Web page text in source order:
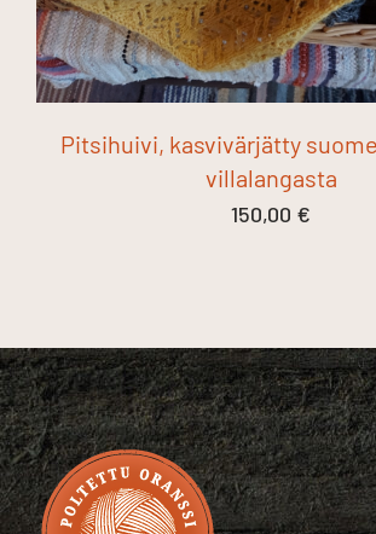
Pitsihuivi, kasvivärjätty
villalangasta
150,00 €